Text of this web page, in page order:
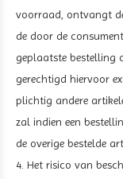
voorraad, ontvangt
de door de
geplaatste bestelling
gerechtigd hiervoor
plichtig andere
zal indien een
de overige bestelde
4. Het risico van